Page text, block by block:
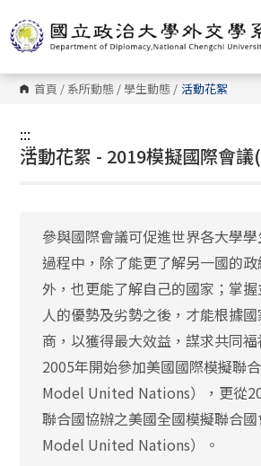
到
主
要
內
容
區 首頁 / 系所動態 /學生動態 / 活動花絮
:::
:::
活動花絮 - 2019模擬國際會
參與國際會議可促進世界各大學學
過程中，除了能更了解另一國的
外，也更能了解自己的國家；掌
人的優勢及劣勢之後，才能根據
商，以獲得最大效益，謀求共同
2005年開始參加美國國際模擬聯
Model United Nations），更從
聯合國協辦之美國全國模擬聯合
Model United Nations）。